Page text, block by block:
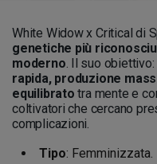
White Widow x Critical di
genetiche più
moderno. Il suo
rapida, produzione
equilibrato tra mente e
coltivatori che cercano
complicazioni.
Tipo: Femminizzata.